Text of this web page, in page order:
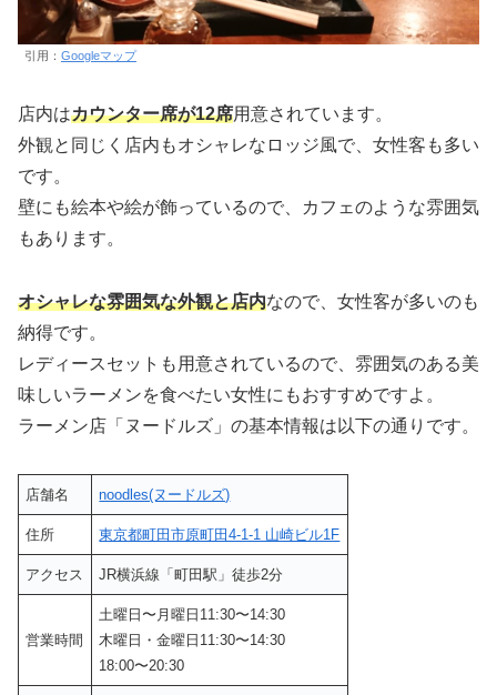
引用： Googleマップ
店内はカウンター席が12席用意されています。
外観と同じく店内もオシャレなロッジ風で、女性客も多い
です。
壁にも絵本や絵が飾っているので、カフェのような雰囲気
もあります。
オシャレな雰囲気な外観と店内なので、女性客が多いのも
納得です。
レディースセットも用意されているので、雰囲気のある美
味しいラーメンを食べたい女性にもおすすめですよ。
ラーメン店「ヌードルズ」の基本情報は以下の通りです。
店舗名 noodles(ヌードルズ)
住所 東京都町田市原町田4-1-1 山崎ビル1F
アクセス JR横浜線「町田駅」徒歩2分
営業時間
土曜日〜月曜日11:30〜14:30
木曜日・金曜日11:30〜14:30
18:00〜20:30